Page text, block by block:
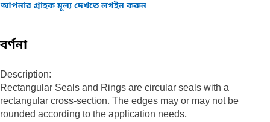
আপনার গ্রাহক মূল্য দেখতে লগইন করুন
বর্ণনা
Description:
Rectangular Seals and Rings are circular seals with a
rectangular cross-section. The edges may or may not be
rounded according to the application needs.